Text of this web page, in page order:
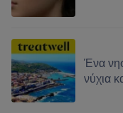
Ένα
νύχια